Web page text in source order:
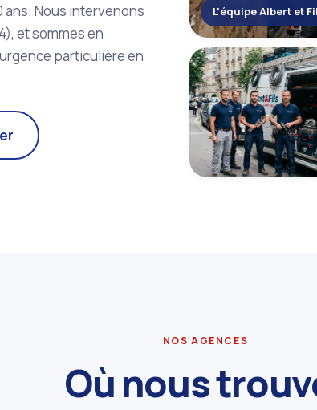
Nous intervenons
et sommes en
particulière en
L'équipe Albert et
NOS AGENCES
Où nous